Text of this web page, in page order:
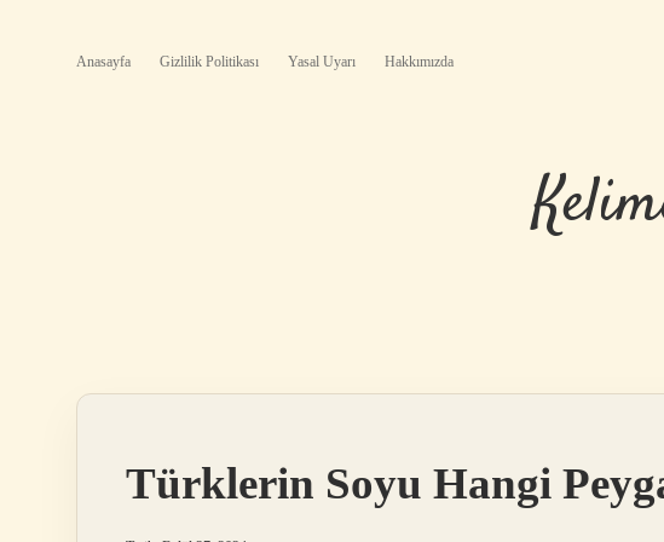
Anasayfa Gizlilik Politikası Yasal Uyarı Hakkımızda
Türklerin Soyu Hangi